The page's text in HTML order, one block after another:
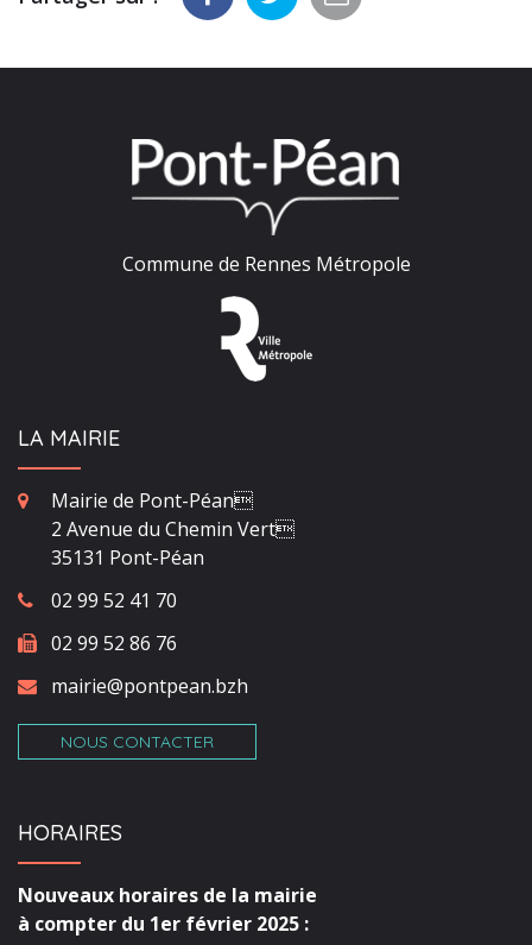
Commune de Rennes Métropole
LA MAIRIE
Mairie de Pont-Péan
2 Avenue du Chemin Vert
35131 Pont-Péan
02 99 52 41 70
02 99 52 86 76
mairie@pontpean.bzh
NOUS CONTACTER
HORAIRES
Nouveaux horaires de la mairie
à compter du 1er février 2025 :